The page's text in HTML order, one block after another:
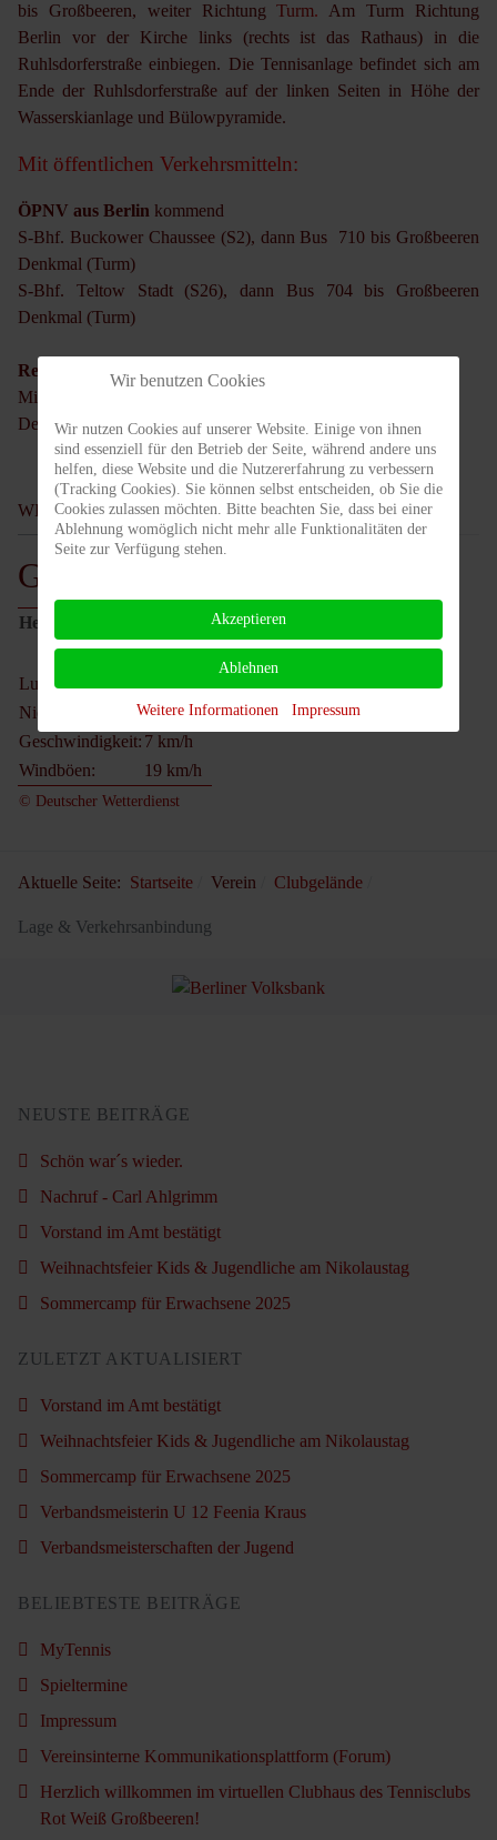
bis Großbeeren, weiter RichtungTurm. Am Turm Richtung
Berlin vor der Kirche links (rechts ist das Rathaus) in die
Ruhlsdorferstraße einbiegen. Die Tennisanlage befindet sich am
Ende der Ruhlsdorferstraße auf der linken Seiten in Höhe der
Wasserskianlage und Bülowpyramide.
Mit öffentlichen Verkehrsmitteln:
ÖPNV aus Berlin kommend
S-Bhf. Buckower Chaussee (S2), dann Bus 710 bis Großbeeren
Denkmal (Turm)
S-Bhf. Teltow Stadt (S26), dann Bus 704 bis Großbeeren
Denkmal (Turm)
Regionalbahn
Mit der RE 4 und RE 5 bis Bahnhof Großbeeren
Der Ausschilderung folgen. Fussweg ca. 20 min
WETTER IN
Großbeeren
Heute
21°C
Luftdruck:
Niederschlag:
0 mm
Geschwindigkeit: 7 km/h
Windböen:
19 km/h
© Deutscher Wetterdienst
Aktuelle Seite: Startseite Verein Clubgelände
Lage & Verkehrsanbindung
NEUSTE BEITRÄGE
Schön war´s wieder.
Nachruf - Carl Ahlgrimm
Vorstand im Amt bestätigt
Weihnachtsfeier Kids & Jugendliche am Nikolaustag
Sommercamp für Erwachsene 2025
ZULETZT AKTUALISIERT
Vorstand im Amt bestätigt
Weihnachtsfeier Kids & Jugendliche am Nikolaustag
Sommercamp für Erwachsene 2025
Verbandsmeisterin U 12 Feenia Kraus
Verbandsmeisterschaften der Jugend
BELIEBTESTE BEITRÄGE
MyTennis
Spieltermine
Impressum
Vereinsinterne Kommunikationsplattform (Forum)
Herzlich willkommen im virtuellen Clubhaus des Tennisclubs
Rot Weiß Großbeeren!
Wir benutzen Cookies
Wir nutzen Cookies auf unserer Website. Einige von ihnen
sind essenziell für den Betrieb der Seite, während andere uns
helfen, diese Website und die Nutzererfahrung zu verbessern
(Tracking Cookies). Sie können selbst entscheiden, ob Sie die
Cookies zulassen möchten. Bitte beachten Sie, dass bei einer
Ablehnung womöglich nicht mehr alle Funktionalitäten der
Seite zur Verfügung stehen.
Akzeptieren
Ablehnen
Weitere Informationen Impressum